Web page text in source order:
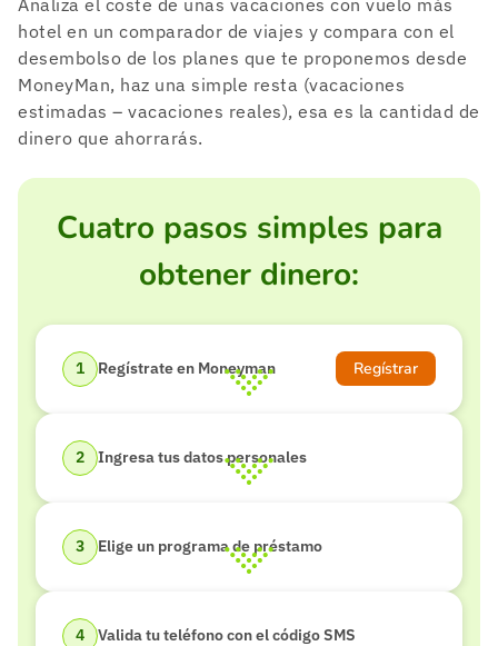
hotel en un comparador de viajes y compara con el
desembolso de los planes que te proponemos desde
MoneyMan, haz una simple resta (vacaciones
estimadas – vacaciones reales), esa es la cantidad de
dinero que ahorrarás.
Cuatro pasos simples para
obtener dinero:
Regístrate en Moneyman Regístrar
Ingresa tus datos personales
Elige un programa de préstamo
Valida tu teléfono con el código SMS